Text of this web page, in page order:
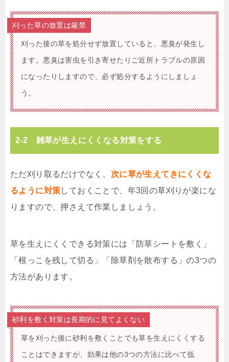
刈った草の放置は厳禁
刈った後の草を処分せず放置していると、悪臭が発生し
ます。悪臭は害虫を引き寄せたりご近所トラブルの原因
になったりしますので、必ず処分するようにしましょ
う。
2-2 雑草が生えにくくなる対策をする
ただ刈り取るだけでなく、 次に草が生えてきにくくな
るように対策しておくことで、年3回の草刈りが楽にな
りますので、押さえて作業しましょう。
草を生えにくくできる対策には「防草シートを敷く」
「根っこを残して切る」「除草剤を散布する」の3つの
方法があります。
砂利を敷く対策は長期的に見てよくない
草を刈った後に砂利を敷くことでも草を生えにくくする
ことはできますが、効果は他の3つの方法に比べて低